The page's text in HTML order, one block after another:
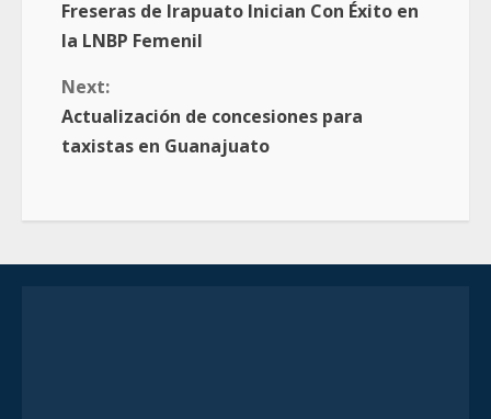
Freseras de Irapuato Inician Con Éxito en
la LNBP Femenil
Next:
Actualización de concesiones para
taxistas en Guanajuato